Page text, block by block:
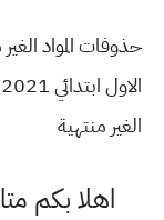
حذوفات المواد
الغير منتهية
اهلا بكم